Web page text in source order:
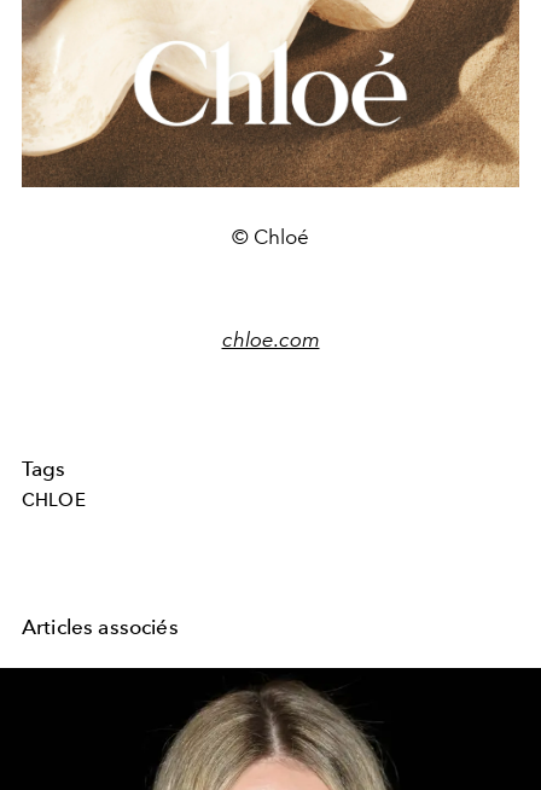
© Chloé
chloe.com
Tags
CHLOE
Articles associés